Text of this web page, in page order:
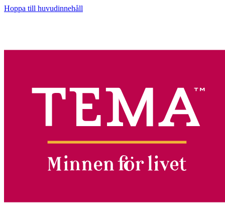
Hoppa till huvudinnehåll